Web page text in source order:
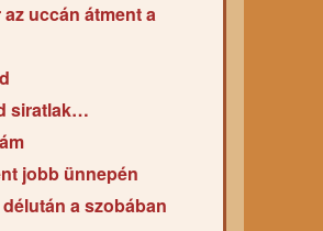
uccán átment a
siratlak…
jobb ünnepén
a szobában